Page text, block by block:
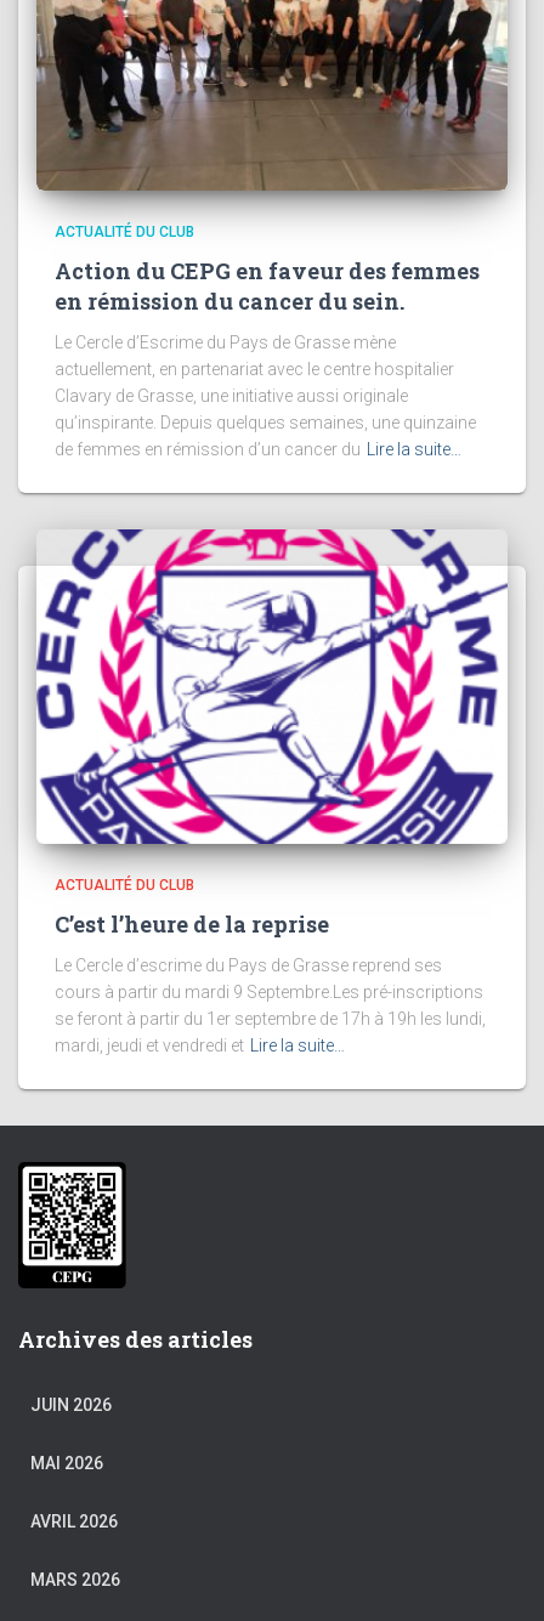
ACTUALITÉ DU CLUB
Action du CEPG en faveur des femmes
en rémission du cancer du sein.
Le Cercle d’Escrime du Pays de Grasse mène
actuellement, en partenariat avec le centre hospitalier
Clavary de Grasse, une initiative aussi originale
qu’inspirante. Depuis quelques semaines, une quinzaine
de femmes en rémission d’un cancer du Lire la suite…
ACTUALITÉ DU CLUB
C’est l’heure de la reprise
Le Cercle d’escrime du Pays de Grasse reprend ses
cours à partir du mardi 9 Septembre.Les pré-inscriptions
se feront à partir du 1er septembre de 17h à 19h les lundi,
mardi, jeudi et vendredi et
Lire la suite…
Archives des articles
JUIN 2026
MAI 2026
AVRIL 2026
MARS 2026